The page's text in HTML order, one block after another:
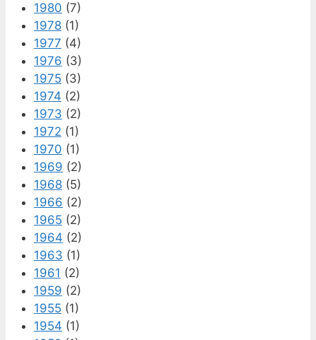
1980 (7)
1978 (1)
1977 (4)
1976 (3)
1975 (3)
1974 (2)
1973 (2)
1972 (1)
1970 (1)
1969 (2)
1968 (5)
1966 (2)
1965 (2)
1964 (2)
1963 (1)
1961 (2)
1959 (2)
1955 (1)
1954 (1)